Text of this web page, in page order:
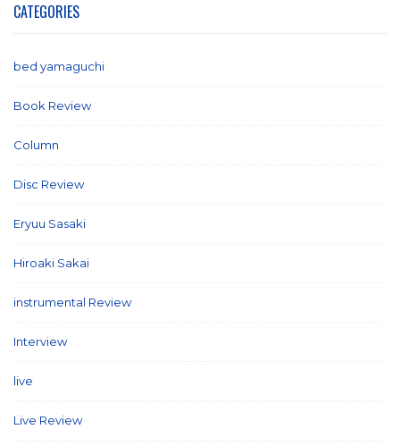
CATEGORIES
bed yamaguchi
Book Review
Column
Disc Review
Eryuu Sasaki
Hiroaki Sakai
instrumental Review
Interview
live
Live Review